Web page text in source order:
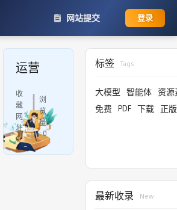
网站提交 登录
运营
收
藏
网
址 :
0
浏
览
量
:0
标签 Tags
大模型 智能体 资源
免费 PDF 下载 正版
最新收录 New